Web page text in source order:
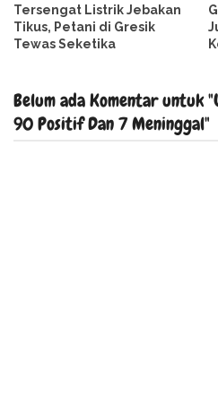
Tersengat Listrik Jebakan
Tikus, Petani di Gresik
Tewas Seketika
Belum ada Komentar untuk
90 Positif Dan 7 Meninggal"